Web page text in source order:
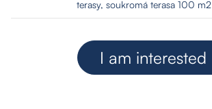
terasy, soukromá terasa 100 m2
I am interested